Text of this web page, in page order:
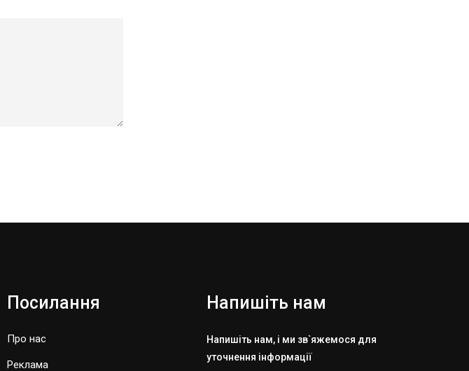
Посилання
Про нас
Реклама
Напишіть нам
Напишіть нам, і ми зв`яжемося для
уточнення інформації